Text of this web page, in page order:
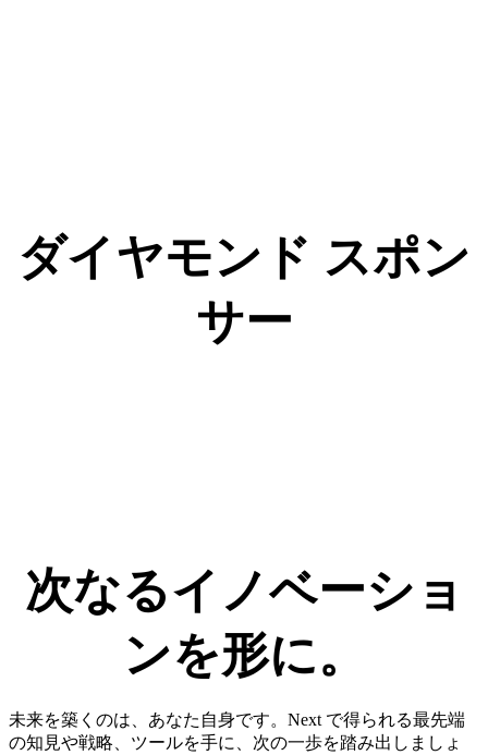
ダイヤモンド スポン
サー
次なる​イノベーショ
ンを​形に。​
未来を築くのは、あなた自身です。Next で得られる最先端
の知見や戦略、ツールを手に、次の一歩を踏み出しましょ